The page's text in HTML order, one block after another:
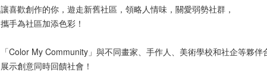
讓喜歡創作的你，遊走新舊社區，領略人情味，關愛弱勢社群，
攜手為社區加添色彩！
「Color My Community」與不同畫家、手作人、美術學校和社企等夥
展示創意同時回饋社會！